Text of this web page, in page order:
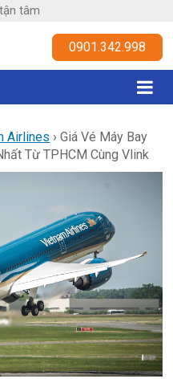
tâm
0901.342.998
Airlines ›Giá Vé Máy Bay
Từ TPHCM Cùng Vlink